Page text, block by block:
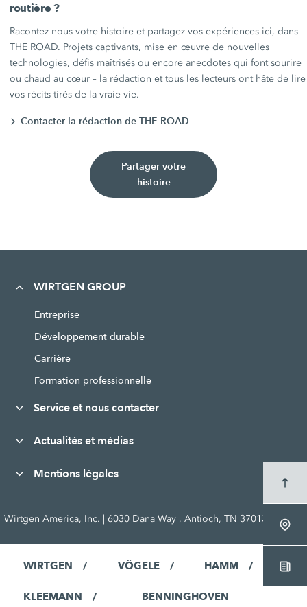
routière ?
Racontez-nous votre histoire et partagez vos expériences ici, dans
THE ROAD. Projets captivants, mise en œuvre de nouvelles
technologies, défis maîtrisés ou encore anecdotes qui font sourire
ou chaud au cœur – la rédaction et tous les lecteurs ont hâte de lire
vos récits tirés de la vraie vie.
Contacter la rédaction de THE ROAD
Partager votre
histoire
WIRTGEN GROUP
Entreprise
Développement durable
Carrière
Formation professionnelle
Service et nous contacter
Actualités et médias
Mentions légales
Wirtgen America, Inc. | 6030 Dana Way , Antioch, TN 37013, USA
WIRTGEN VÖGELE HAMM
KLEEMANN BENNINGHOVEN